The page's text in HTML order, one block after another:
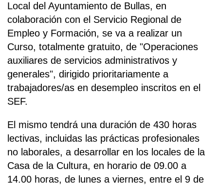
Local del Ayuntamiento de Bullas, en
colaboración con el Servicio Regional de
Empleo y Formación, se va a realizar un
Curso, totalmente gratuito, de "Operaciones
auxiliares de servicios administrativos y
generales", dirigido prioritariamente a
trabajadores/as en desempleo inscritos en el
SEF.
El mismo tendrá una duración de 430 horas
lectivas, incluidas las prácticas profesionales
no laborales, a desarrollar en los locales de la
Casa de la Cultura, en horario de 09.00 a
14.00 horas, de lunes a viernes, entre el 9 de